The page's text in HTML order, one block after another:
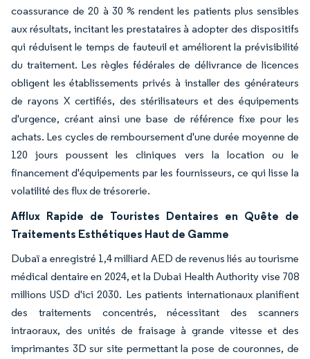
coassurance de 20 à 30 % rendent les patients plus sensibles
aux résultats, incitant les prestataires à adopter des dispositifs
qui réduisent le temps de fauteuil et améliorent la prévisibilité
du traitement. Les règles fédérales de délivrance de licences
obligent les établissements privés à installer des générateurs
de rayons X certifiés, des stérilisateurs et des équipements
d'urgence, créant ainsi une base de référence fixe pour les
achats. Les cycles de remboursement d'une durée moyenne de
120 jours poussent les cliniques vers la location ou le
financement d'équipements par les fournisseurs, ce qui lisse la
volatilité des flux de trésorerie.
Afflux Rapide de Touristes Dentaires en Quête de
Traitements Esthétiques Haut de Gamme
Dubaï a enregistré 1,4 milliard AED de revenus liés au tourisme
médical dentaire en 2024, et la Dubai Health Authority vise 708
millions USD d'ici 2030. Les patients internationaux planifient
des traitements concentrés, nécessitant des scanners
intraoraux, des unités de fraisage à grande vitesse et des
imprimantes 3D sur site permettant la pose de couronnes, de